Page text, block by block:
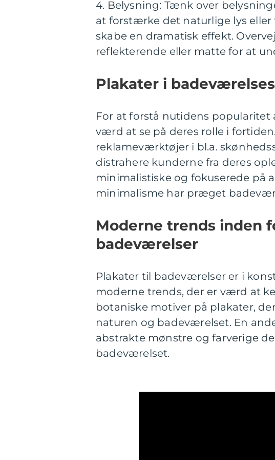
4. Belysning: Tænk over
at forstærke det naturlige lys
skabe en dramatisk effekt.
reflekterende eller matte for at
Plakater i
For at forstå nutidens
værd at se på deres rolle i
reklameværktøjer i bl.a.
distrahere kunderne fra deres
minimalistiske og fokuserede på
minimalisme har præget
Moderne trends inden
badeværelser
Plakater til badeværelser er i
moderne trends, der er værd at
botaniske motiver på plakater,
naturen og badeværelset. En
abstrakte mønstre og farverige
badeværelset.